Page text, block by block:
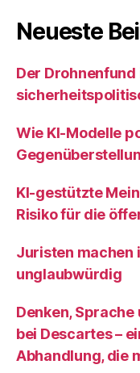
Neueste
Der Drohnenfund
Wie KI‑Modelle
KI‑gestützte
Risiko für die
Juristen machen
unglaubwürdig
Denken,
bei Descartes –
Abhandlung, die